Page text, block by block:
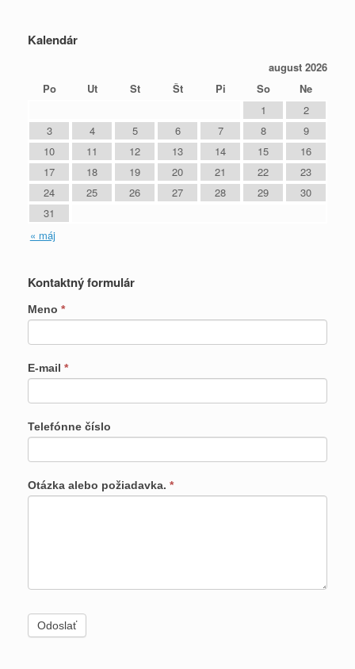
Kalendár
august 2026
Po
Ut St Št Pi So Ne
« máj
1
2
3
4 5 6 7 8
9
10
11 12 13 14 15
16
17
18 19 20 21 22
23
24
25 26 27 28 29
30
31
Kontaktný formulár
Meno *
E-mail *
Telefónne číslo
Otázka alebo požiadavka. *